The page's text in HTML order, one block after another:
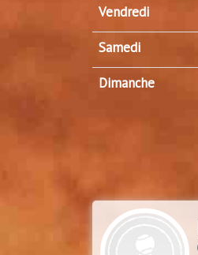
Vendredi
Samedi
Dimanche